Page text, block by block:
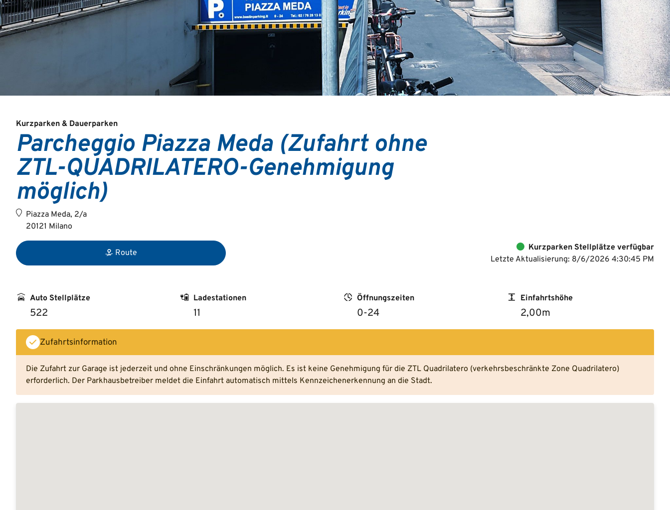
Kurzparken & Dauerparken
Parcheggio Piazza Meda (Zufahrt ohne
ZTL-QUADRILATERO-Genehmigung
möglich)
Piazza Meda, 2/a
20121 Milano
Route
Kurzparken Stellplätze verfügbar
Letzte Aktualisierung: 8/6/2026 4:30:45 PM
Auto Stellplätze
522
Ladestationen
11
Öffnungszeiten
0-24
Einfahrtshöhe
2,00m
Zufahrtsinformation
Die Zufahrt zur Garage ist jederzeit und ohne Einschränkungen möglich. Es ist keine Genehmigung für die ZTL Quadrilatero (verkehrsbeschränkte Zone Quadrilatero)
erforderlich. Der Parkhausbetreiber meldet die Einfahrt automatisch mittels Kennzeichenerkennung an die Stadt.